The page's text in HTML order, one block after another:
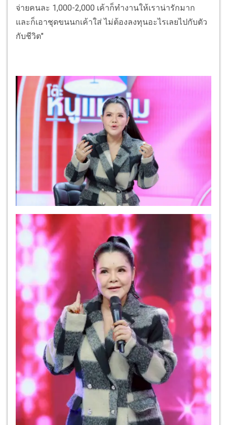
จ่ายคนละ 1,000-2,000 เค้าก็ทำงานให้เราน่ารักมาก
และก็เอาชุดขนนกเค้าใส่ ไม่ต้องลงทุนอะไรเลยไปกับตัว
กับชีวิต"